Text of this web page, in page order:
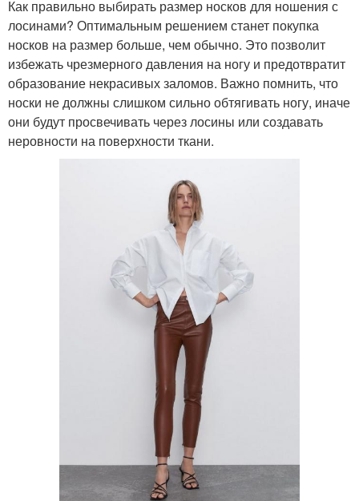
Как правильно выбирать размер носков для ношения с
лосинами? Оптимальным решением станет покупка
носков на размер больше, чем обычно. Это позволит
избежать чрезмерного давления на ногу и предотвратит
образование некрасивых заломов. Важно помнить, что
носки не должны слишком сильно обтягивать ногу, иначе
они будут просвечивать через лосины или создавать
неровности на поверхности ткани.